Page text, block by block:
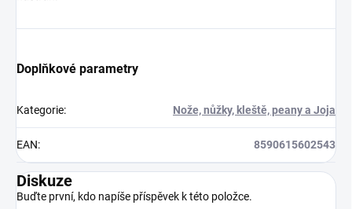
Doplňkové parametry
Kategorie: Nože, nůžky, kleště, peany a Joja
EAN: 8590615602543
Diskuze
Buďte první, kdo napíše příspěvek k této položce.